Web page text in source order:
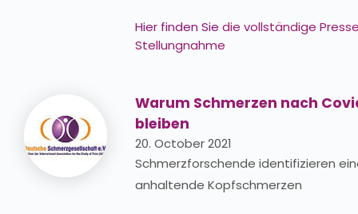
Hier finden Sie die vollständige
Stellungnahme
Warum Schmerzen nach
bleiben
20. October 2021
Schmerzforschende identifizieren
anhaltende Kopfschmerzen